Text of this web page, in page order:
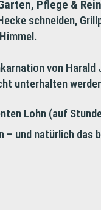
Pflege &
schneiden,
von Harald
unterhalten
Lohn (auf
– und natürlich das